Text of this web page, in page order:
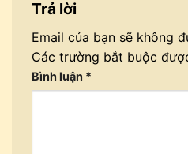
Trả lời
Email của bạn sẽ không
Các trường bắt buộc
Bình luận *